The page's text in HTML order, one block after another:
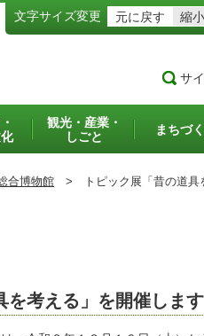
文字サイズ変更 元に戻す 縮小
サ
観光・産業・
しごと
まちづ
合博物館 > トピック展「昔の道具
を考える」を開催します